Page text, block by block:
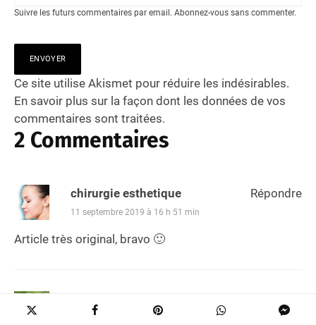
Suivre les futurs commentaires par email. Abonnez-vous sans commenter.
Ce site utilise Akismet pour réduire les indésirables.
En savoir plus sur la façon dont les données de vos
commentaires sont traitées.
2 Commentaires
chirurgie esthetique
11 septembre 2019 à 16 h 51 min
Article très original, bravo 🙂
Répondre